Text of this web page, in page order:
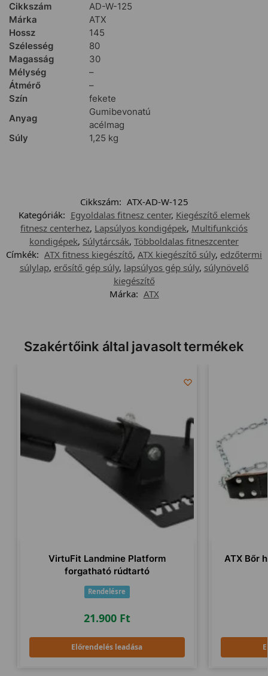
Cikkszám
AD-W-125
Márka
ATX
Hossz
145
Szélesség
80
Magasság
30
Mélység
–
Átmérő
–
Szín
fekete
Anyag
Gumibevonatú
acélmag
Súly
1,25 kg
Cikkszám: ATX-AD-W-125
Kategóriák: Egyoldalas fitnesz center, Kiegészítő elemek
fitnesz centerhez, Lapsúlyos kondigépek, Multifunkciós
kondigépek, Súlytárcsák, Többoldalas fitneszcenter
Címkék: ATX fitness kiegészítő, ATX kiegészítő súly, edzőtermi
súlylap, erősítő gép súly, lapsúlyos gép súly, súlynövelő
kiegészítő
Márka: ATX
Szakértőink által javasolt termékek
VirtuFit Landmine Platform
forgatható rúdtartó
Rendelésre
21.900 Ft
Előrendelés leadása
ATX Bőr